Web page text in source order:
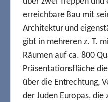
erreichbare Bau mit
Architektur und
gibt in mehreren z. T.
Räumen auf ca. 800
Präsentationsfläche
über die Entrechtung,
der Juden Europas,